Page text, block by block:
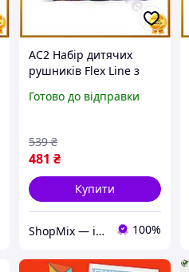
AC2 Набір дитячих
рушників Flex Line з
см з іграшкою
подарун DE
Готово до відправки
481 ₴
539 ₴
Купити
ShopMix — інтернет-магазин сумок та аксесуарів 100%